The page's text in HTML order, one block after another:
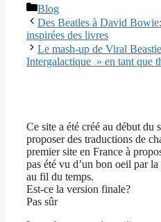
Catégories
Blog
Des Beatles à David
inspirées des livres
Le mash-up de Viral
Intergalactique » en tant que
Ce site a été créé au début du
proposer des traductions de
premier site en France à
pas été vu d’un bon oeil par la
au fil du temps.
Est-ce la version finale?
Pas sûr